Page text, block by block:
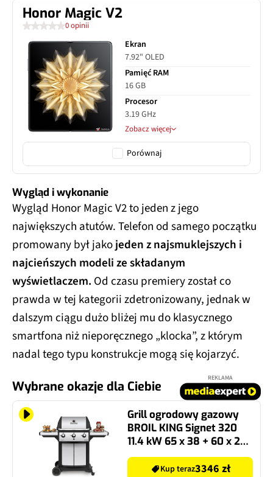
Honor Magic V2
0 opinii
Ekran
7.92" OLED
Pamięć RAM
16 GB
Procesor
3.19 GHz
Zobacz więcej
Porównaj
Wygląd i wykonanie
Wygląd Honor Magic V2 to jeden z jego
największych atutów. Telefon od samego początku
promowany był jakojeden z najsmuklejszych i
najcieńszych modeli ze składanym
wyświetlaczem. Od czasu premiery został co
prawda w tej kategorii zdetronizowany, jednak w
dalszym ciągu dużo bliżej mu do klasycznego
smartfona niż nieporęcznego „klocka”, z którym
nadal tego typu konstrukcje mogą się kojarzyć.
Wybrane okazje dla Ciebie
REKLAMA
Grill ogrodowy gazowy
BROIL KING Signet 320
11.4 kW 65 x 38 + 60 x 26
cm
Kup teraz3346 zł